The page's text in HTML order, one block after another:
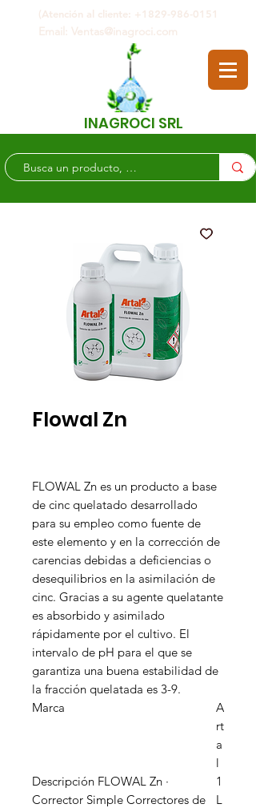
INAGROCI SRL
(Atención al cliente: +1829-986-0151
Email: Ventas@inagroci.com
Flowal Zn
FLOWAL Zn es un producto a base
de cinc quelatado desarrollado
para su empleo como fuente de
este elemento y en la corrección de
carencias debidas a deficiencias o
desequilibrios en la asimilación de
cinc. Gracias a su agente quelatante
es absorbido y asimilado
rápidamente por el cultivo. El
intervalo de pH para el que se
garantiza una buena estabilidad de
la fracción quelatada es 3-9.
Marca
A
rt
a
l
Descripción FLOWAL Zn ·
Corrector Simple Correctores de
1
L